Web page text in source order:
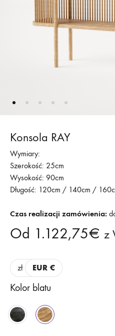
Konsola RAY
Wymiary:
Szerokość: 25cm
Wysokość: 90cm
Długość: 120cm / 140cm /
Czas realizacji zamówienia:
Od 1.122,75€ z
zł EUR €
Kolor blatu